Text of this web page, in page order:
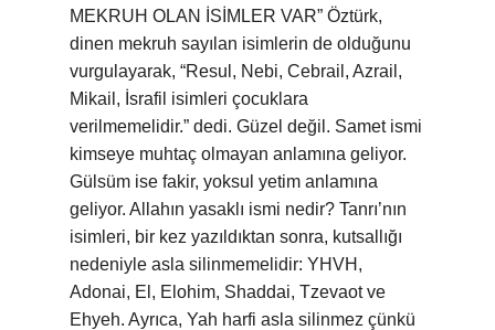
MEKRUH OLAN İSİMLER VAR” Öztürk,
dinen mekruh sayılan isimlerin de olduğunu
vurgulayarak, “Resul, Nebi, Cebrail, Azrail,
Mikail, İsrafil isimleri çocuklara
verilmemelidir.” dedi. Güzel değil. Samet ismi
kimseye muhtaç olmayan anlamına geliyor.
Gülsüm ise fakir, yoksul yetim anlamına
geliyor. Allahın yasaklı ismi nedir? Tanrı’nın
isimleri, bir kez yazıldıktan sonra, kutsallığı
nedeniyle asla silinmemelidir: YHVH,
Adonai, El, Elohim, Shaddai, Tzevaot ve
Ehyeh. Ayrıca, Yah harfi asla silinmez çünkü